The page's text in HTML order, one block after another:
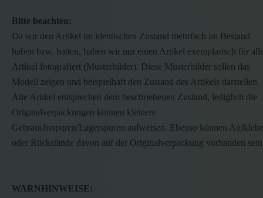
Bitte beachten:
Da wir den Artikel im identischen Zustand mehrfach im Bestand
haben bzw. hatten, haben wir nur einen Artikel exemplarisch für
Artikel fotografiert (Musterbilder). Diese Musterbilder sollen das
Modell zeigen und beispielhaft den Zustand des Artikels darstellen.
Alle Artikel entsprechen dem beschriebenen Zustand, lediglich die
Originalverpackungen können kleinere
Gebrauchsspuren/Lagerspuren aufweisen. Ebenso können
oder Rückstände davon auf der Originalverpackung vorhanden
WARNHINWEISE: